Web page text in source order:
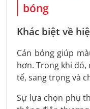
bóng
Khác biệt về
Cán bóng giúp
hơn. Trong khi đó,
tế, sang trọng và
Sự lựa chọn phụ